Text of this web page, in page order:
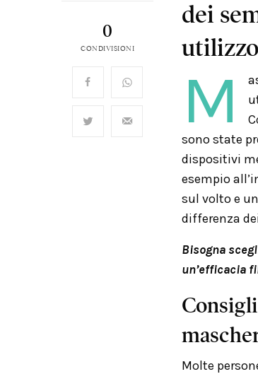
0
CONDIVISIONI
dei
utilizzo
M
sono state
dispositivi
esempio
sul volto e
differenza
Bisogna
un’efficacia
Molte